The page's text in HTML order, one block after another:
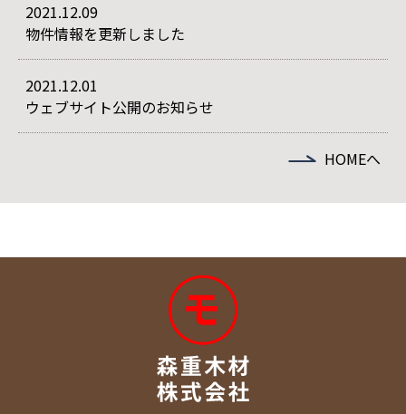
2021.12.09
物件情報を更新しました
2021.12.01
ウェブサイト公開のお知らせ
HOMEへ